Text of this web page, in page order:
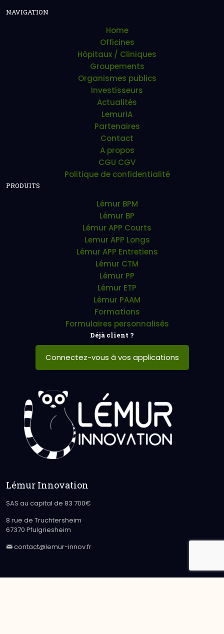
NAVIGATION
Home
Officines
Hôpitaux / Cliniques
Groupements
Organismes publics
Investisseurs
Actualités
LemurIA
Partenaires
Contact
A propos
CGU CGV
Politique de confidentialité
PRODUITS
Lémur BPM
Lémur BP
Lémur APP Courts
Lemur APP Longs
Lémur APP Entretiens
Lémur CTM
Lémur PP
Lémur ETP
Lémur PAAM
Formations
Formulaires personnalisés
Déjà client ?
Connectez-vous à vos applications
Lémur Innovation
SAS au capital de 83 700€
8 rue de Truchtersheim
67370 Pfulgriesheim
contact@lemur-innov.fr